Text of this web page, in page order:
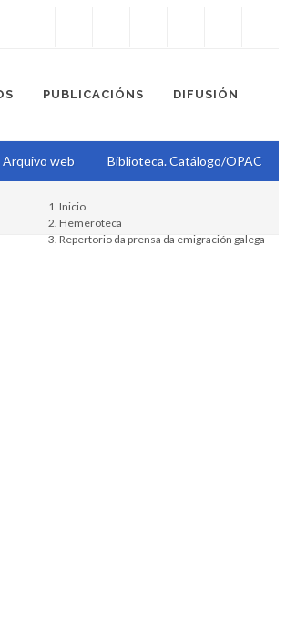
PUBLICACIÓNS DIFUSIÓN
Arquivo web Biblioteca. Catálogo/OPAC
Inicio
Hemeroteca
Repertorio da prensa da emigración galega